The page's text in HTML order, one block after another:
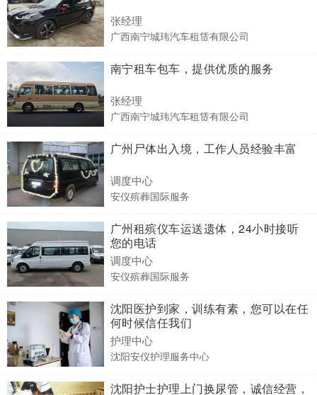
张经理
广西南宁城玮汽车租赁有限公司
南宁租车包车，提供优质的服务
张经理
广西南宁城玮汽车租赁有限公司
广州尸体出入境，工作人员经验丰富
调度中心
安仪殡葬国际服务
广州租殡仪车运送遗体，24小时接听
您的电话
调度中心
安仪殡葬国际服务
沈阳医护到家，训练有素，您可以在任
何时候信任我们
护理中心
沈阳安仪护理服务中心
沈阳护士护理上门换尿管，诚信经营，